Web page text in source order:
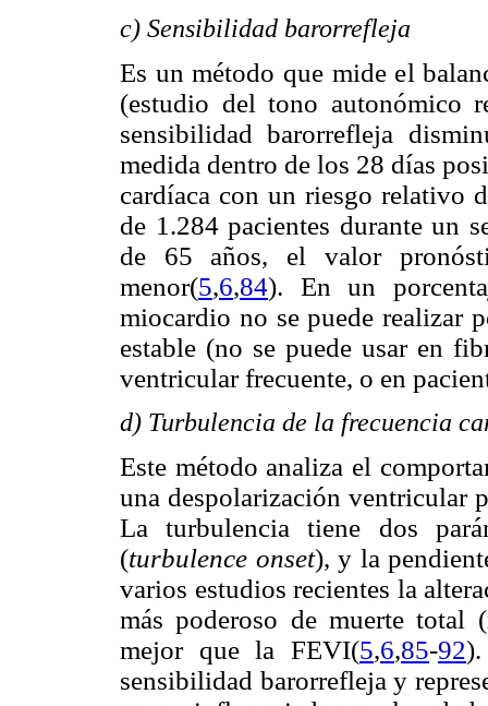
c) Sensibilidad barorrefleja
Es un método que mide el
(estudio del tono autonómico
sensibilidad barorrefleja
medida dentro de los 28 días
cardíaca con un riesgo relativo
de 1.284 pacientes durante un
de 65 años, el valor
menor(5,6,84). En un
miocardio no se puede realizar
estable (no se puede usar en
ventricular frecuente, o en
d) Turbulencia de la frecuencia
Este método analiza el
una despolarización ventricular
La turbulencia tiene dos
(turbulence onset), y la
varios estudios recientes la
más poderoso de muerte
mejor que la FEVI(5,6,85-92
sensibilidad barorrefleja y